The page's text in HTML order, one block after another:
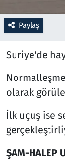
Paylaş
Suriye'de
olarak
İlk uçuş ise
ŞAM-HALEP
Savunma
Seçim
Teknoloji